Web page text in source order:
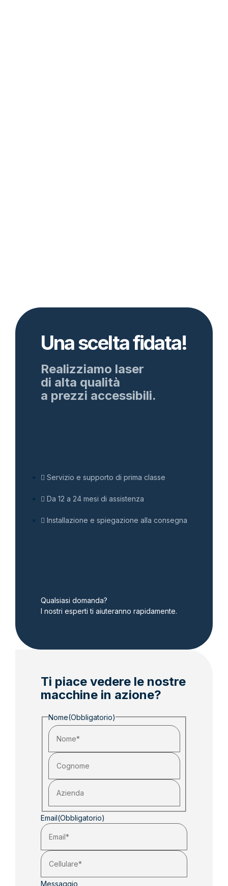
Una scelta fidata!
Realizziamo laser
di alta qualità
a prezzi accessibili.
Servizio e supporto di prima classe
Da 12 a 24 mesi di assistenza
Installazione e spiegazione alla consegna
Qualsiasi domanda?
I nostri esperti ti aiuteranno rapidamente.
Ti piace vedere le nostre
macchine in azione?
Nome(Obbligatorio)
Email(Obbligatorio)
Messaggio